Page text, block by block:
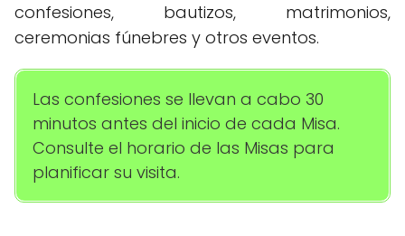
confesiones, bautizos, matrimonios,
ceremonias fúnebres y otros eventos.
Las confesiones se llevan a cabo 30
minutos antes del inicio de cada Misa.
Consulte el horario de las Misas para
planificar su visita.